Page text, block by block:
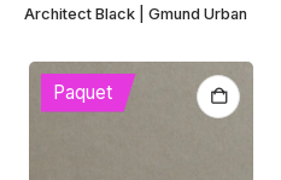
Architect Black | Gmund Urban
Paquet